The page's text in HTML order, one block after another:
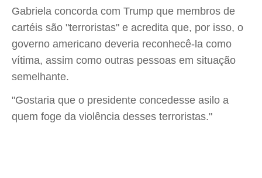
Gabriela concorda com Trump que membros de
cartéis são "terroristas" e acredita que, por isso, o
governo americano deveria reconhecê-la como
vítima, assim como outras pessoas em situação
semelhante.
"Gostaria que o presidente concedesse asilo a
quem foge da violência desses terroristas."